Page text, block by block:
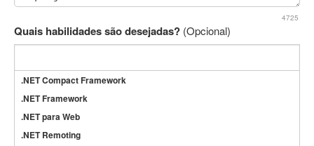
4725
Quais habilidades são desejadas? (Opcional)
.NET Compact Framework
.NET Framework
.NET para Web
.NET Remoting